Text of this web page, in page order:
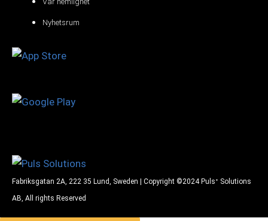
Nyhetsrum
Fabriksgatan 2A, 222 35 Lund, Sweden | Copyright ©2024 Pulsᐩ Solutions
AB, All rights Reserved